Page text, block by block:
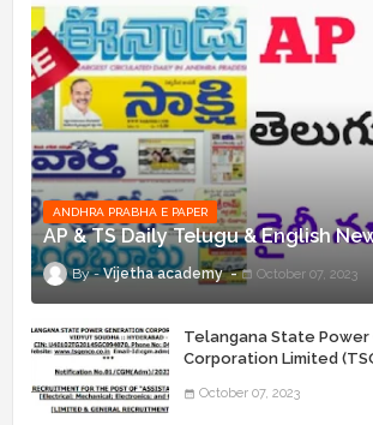
ANDHRA PRABHA E PAPER
AP & TS Daily Telugu & English
Vijetha academy October 07, 2023
Telangana State
Corporation Limited
“Assistant Engineers"
October 07, 2023